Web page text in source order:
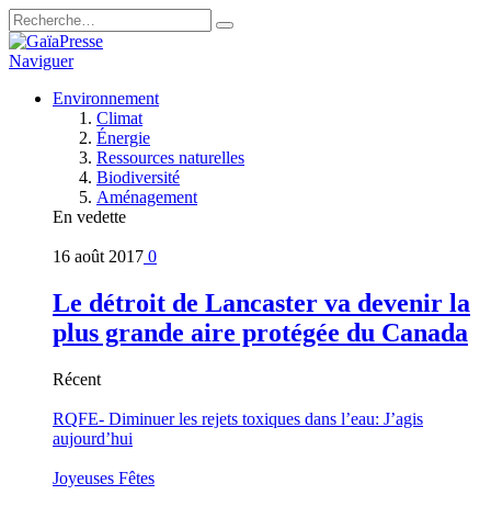
Naviguer
Environnement
Climat
Énergie
Ressources naturelles
Biodiversité
Aménagement
En vedette
16 août 2017 0
Le détroit de Lancaster va devenir la
plus grande aire protégée du Canada
Récent
RQFE- Diminuer les rejets toxiques dans l’eau: J’agis
aujourd’hui
Joyeuses Fêtes